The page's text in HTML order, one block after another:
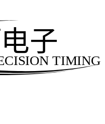
TIMING
子